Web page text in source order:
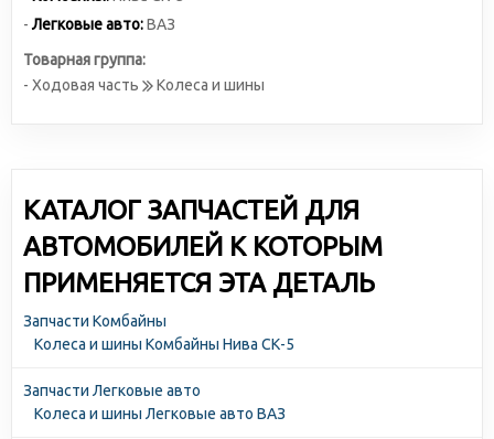
-Легковые авто:ВАЗ
Товарная группа:
- Ходовая часть
Колеса и шины
КАТАЛОГ ЗАПЧАСТЕЙ ДЛЯ
АВТОМОБИЛЕЙ К КОТОРЫМ
ПРИМЕНЯЕТСЯ ЭТА ДЕТАЛЬ
Запчасти Комбайны
Колеса и шины Комбайны Нива СК-5
Запчасти Легковые авто
Колеса и шины Легковые авто ВАЗ